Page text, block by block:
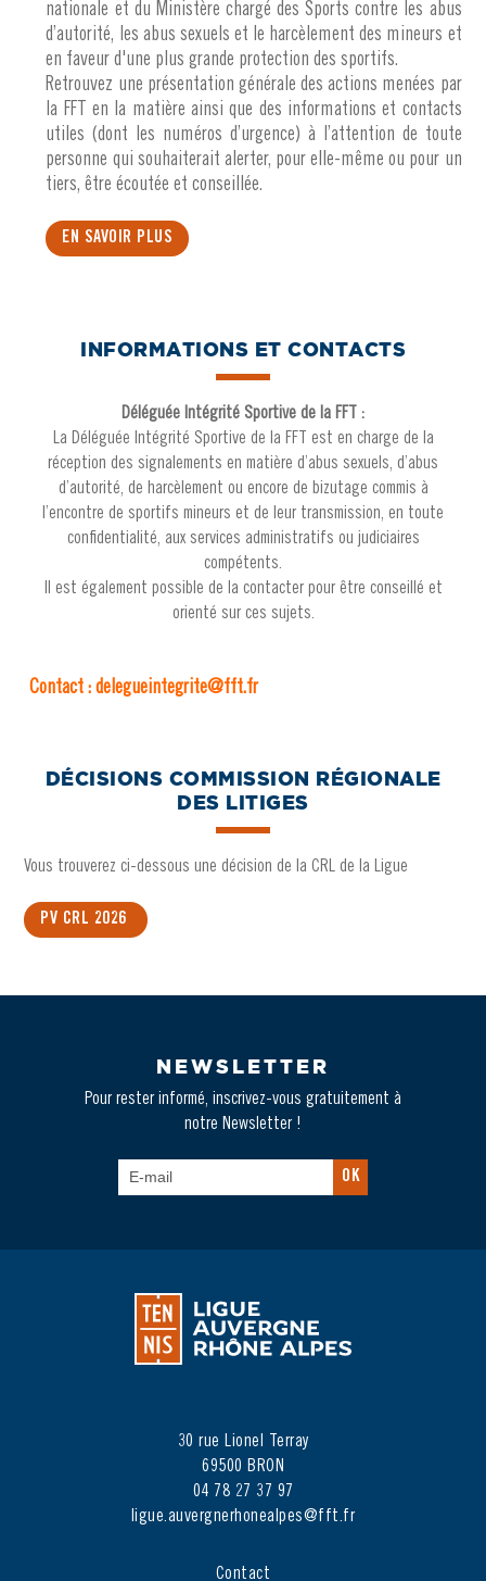
nationale et du Ministère chargé des Sports contre les abus
d’autorité, les abus sexuels et le harcèlement des mineurs et
en faveur d'une plus grande protection des sportifs.
Retrouvez une présentation générale des actions menées par
la FFT en la matière ainsi que des informations et contacts
utiles (dont les numéros d’urgence) à l’attention de toute
personne qui souhaiterait alerter, pour elle-même ou pour un
tiers, être écoutée et conseillée.
EN SAVOIR PLUS
INFORMATIONS ET CONTACTS
Déléguée Intégrité Sportive de la FFT :
La Déléguée Intégrité Sportive de la FFT est en charge de la
réception des signalements en matière d’abus sexuels, d’abus
d’autorité, de harcèlement ou encore de bizutage commis à
l’encontre de sportifs mineurs et de leur transmission, en toute
confidentialité, aux services administratifs ou judiciaires
compétents.
Il est également possible de la contacter pour être conseillé et
orienté sur ces sujets.
Contact : delegueintegrite@fft.fr
DÉCISIONS COMMISSION RÉGIONALE
DES LITIGES
Vous trouverez ci-dessous une décision de la CRL de la Ligue
PV CRL 2026
NEWSLETTER
Pour rester informé, inscrivez-vous gratuitement à
notre Newsletter !
OK
30 rue Lionel Terray
69500 BRON
04 78 27 37 97
ligue.auvergnerhonealpes@fft.fr
Contact